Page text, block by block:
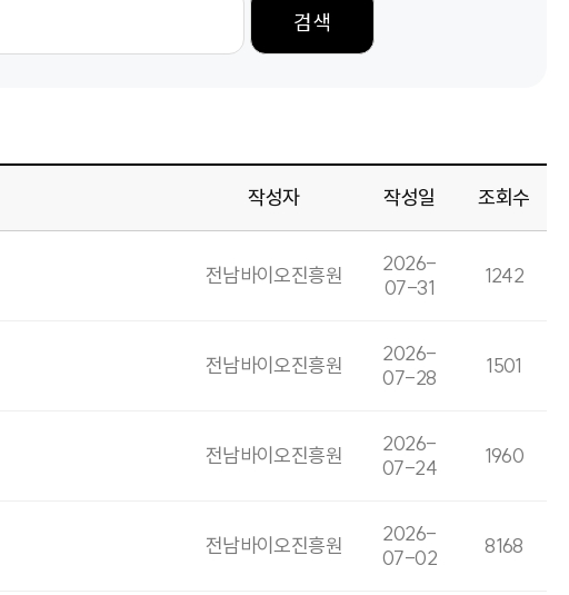
검색
작성자 작성일 조회수
전남바이오진흥원
2026-
07-31
1242
전남바이오진흥원
2026-
07-28
1501
전남바이오진흥원
2026-
07-24
1960
전남바이오진흥원
2026-
07-02
8168